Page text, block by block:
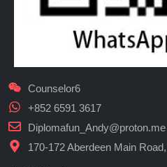
Counselor6
+852 6591 3617
Diplomafun_Andy@proton.me
170-172 Aberdeen Main